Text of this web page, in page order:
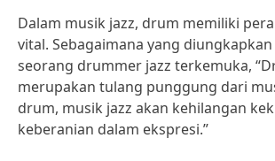
Dalam musik jazz, drum memiliki
vital. Sebagaimana yang diungkapkan
seorang drummer jazz terkemuka,
merupakan tulang punggung dari
drum, musik jazz akan kehilangan
keberanian dalam ekspresi.”